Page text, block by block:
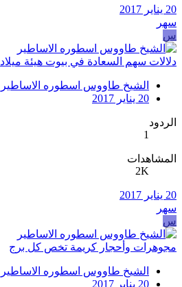
20 يناير 2017
سهر
س
دلالات سهم السعادة في بيوت هيئة ميلاد
الشيخ طاووس اسطوره الاساطير
20 يناير 2017
الردود
1
المشاهدات
2K
20 يناير 2017
سهر
س
مجوهرات وأحجار كريمة تخص كل برج
الشيخ طاووس اسطوره الاساطير
20 يناير 2017